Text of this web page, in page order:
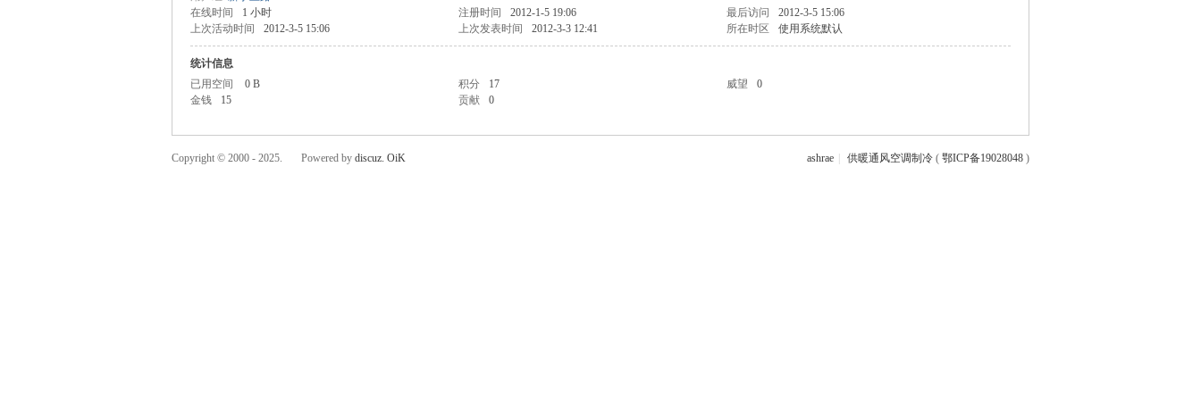
在线时间
1 小时 注册时间 2012-1-5 19:06 最后访问
2012-3-5 15:06
上次活动时间
2012-3-5 15:06 上次发表时间 2012-3-3 12:41 所在时区 使用系统默认
统计信息
已用空间
0 B 积分 17 威望
0
金钱
15 贡献 0
ashrae 供暖通风空调制冷 ( 鄂ICP备19028048 )
Copyright © 2000 - 2025. Powered by discuz. OiK